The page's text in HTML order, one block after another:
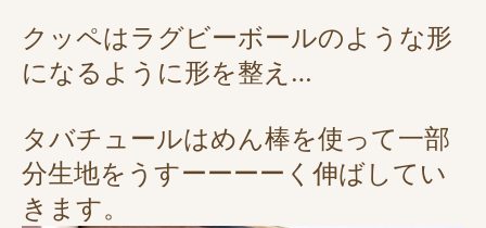
クッペはラグビーボールのような形
になるように形を整え…
タバチュールはめん棒を使って一部
分生地をうすーーーーく伸ばしてい
きます。